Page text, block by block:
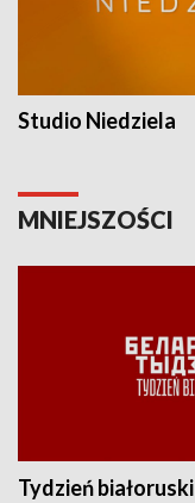
Studio Niedziela
MNIEJSZOŚCI
Tydzień białoruski